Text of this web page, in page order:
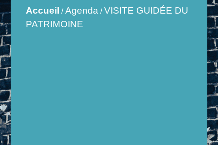
Accueil /Agenda /VISITE GUIDÉE DU
PATRIMOINE